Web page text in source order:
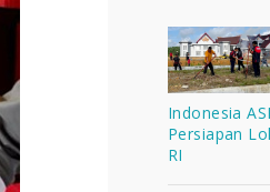
Indonesia
Persiapan
RI